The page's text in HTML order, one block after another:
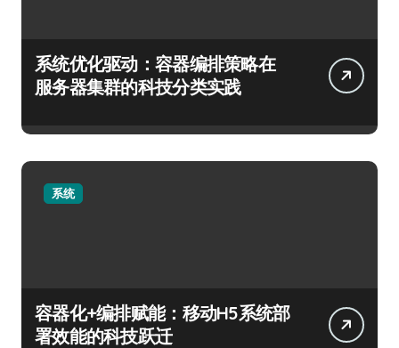
系统优化驱动：容器编排策略在
服务器集群的科技分类实践
系统
容器化+编排赋能：移动H5系统部
署效能的科技跃迁